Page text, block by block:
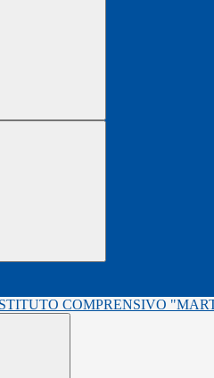
COMPRENSIVO